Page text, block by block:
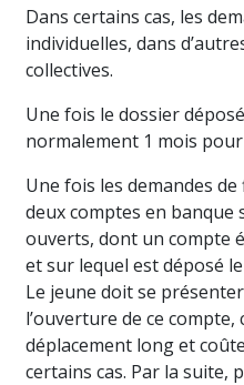
Dans certains cas, les
individuelles, dans
collectives.
Une fois le dossier
normalement 1 mois
Une fois les demandes
deux comptes en
ouverts, dont un compte
et sur lequel est déposé
Le jeune doit se
l’ouverture de ce
déplacement long et
certains cas. Par la suite,